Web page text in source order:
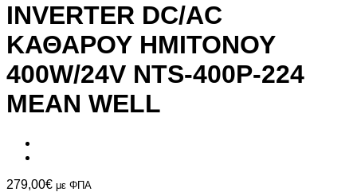
INVERTER DC/AC
ΚΑΘΑΡΟΥ ΗΜΙΤΟΝΟΥ
400W/24V NTS-400P-224
MEAN WELL
279,00€ με ΦΠΑ